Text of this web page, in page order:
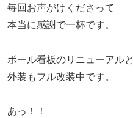
毎回お声がけくださって
本当に感謝で一杯です。
ポール看板のリニューアルと
外装もフル改装中です。
あっ！！